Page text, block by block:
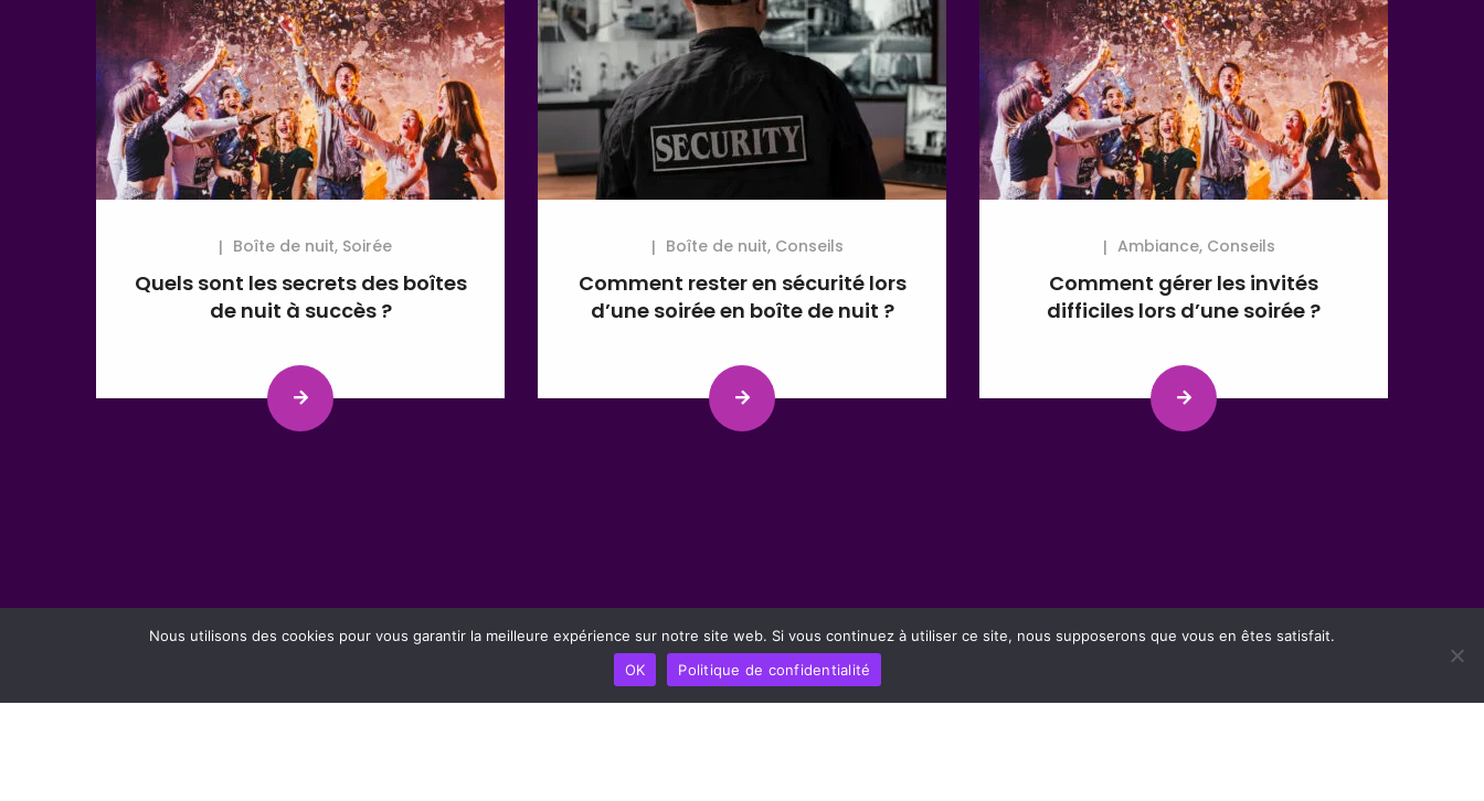
Boîte de nuit, Soirée
Quels sont les secrets des boîtes
de nuit à succès ?
Boîte de nuit, Conseils
Comment rester en sécurité lors
d’une soirée en boîte de nuit ?
Ambiance, Conseils
Comment gérer les invités
difficiles lors d’une soirée ?
Nous utilisons des cookies pour vous garantir la meilleure expérience sur notre site web. Si vous continuez à utiliser ce site, nous supposerons que vous en êtes satisfait.
OK
Politique de confidentialité